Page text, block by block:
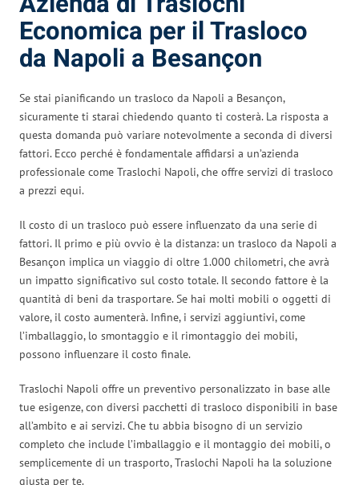
Economica per il Trasloco
da Napoli a Besançon
Se stai pianificando un trasloco da Napoli a Besançon,
sicuramente ti starai chiedendo quanto ti costerà. La risposta a
questa domanda può variare notevolmente a seconda di diversi
fattori. Ecco perché è fondamentale affidarsi a un’azienda
professionale come Traslochi Napoli, che offre servizi di trasloco
a prezzi equi.
Il costo di un trasloco può essere influenzato da una serie di
fattori. Il primo e più ovvio è la distanza: un trasloco da Napoli a
Besançon implica un viaggio di oltre 1.000 chilometri, che avrà
un impatto significativo sul costo totale. Il secondo fattore è la
quantità di beni da trasportare. Se hai molti mobili o oggetti di
valore, il costo aumenterà. Infine, i servizi aggiuntivi, come
l’imballaggio, lo smontaggio e il rimontaggio dei mobili,
possono influenzare il costo finale.
Traslochi Napoli offre un preventivo personalizzato in base alle
tue esigenze, con diversi pacchetti di trasloco disponibili in base
all’ambito e ai servizi. Che tu abbia bisogno di un servizio
completo che include l’imballaggio e il montaggio dei mobili, o
semplicemente di un trasporto, Traslochi Napoli ha la soluzione
giusta per te.